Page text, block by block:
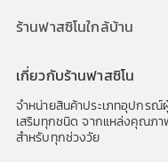
ร้านฟาสซิโนใกล้บ้าน
เกี่ยวกับร้านฟาสซิโน
จำหน่ายสินค้าประเภทอุปกร
เสริมทุกชนิด จากแหล่งคุณภ
สำหรับทุกช่วงวัย